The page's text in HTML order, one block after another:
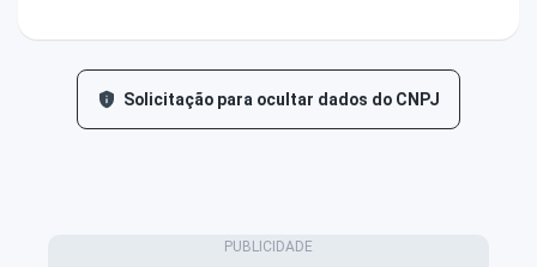
Solicitação para ocultar dados do CNPJ